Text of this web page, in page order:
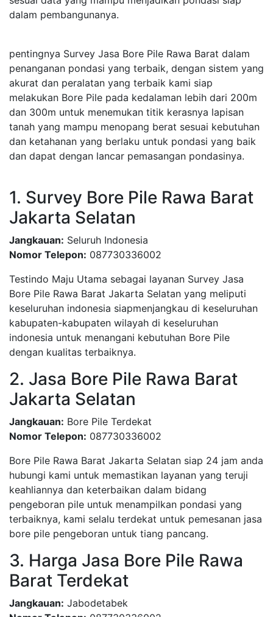
dalam pembangunanya.
pentingnya Survey Jasa Bore Pile Rawa Barat dalam
penanganan pondasi yang terbaik, dengan sistem yang
akurat dan peralatan yang terbaik kami siap
melakukan Bore Pile pada kedalaman lebih dari 200m
dan 300m untuk menemukan titik kerasnya lapisan
tanah yang mampu menopang berat sesuai kebutuhan
dan ketahanan yang berlaku untuk pondasi yang baik
dan dapat dengan lancar pemasangan pondasinya.
1. Survey Bore Pile Rawa Barat
Jakarta Selatan
Jangkauan: Seluruh Indonesia
Nomor Telepon: 087730336002
Testindo Maju Utama sebagai layanan Survey Jasa
Bore Pile Rawa Barat Jakarta Selatan yang meliputi
keseluruhan indonesia siapmenjangkau di keseluruhan
kabupaten-kabupaten wilayah di keseluruhan
indonesia untuk menangani kebutuhan Bore Pile
dengan kualitas terbaiknya.
2. Jasa Bore Pile Rawa Barat
Jakarta Selatan
Jangkauan: Bore Pile Terdekat
Nomor Telepon: 087730336002
Bore Pile Rawa Barat Jakarta Selatan siap 24 jam anda
hubungi kami untuk memastikan layanan yang teruji
keahliannya dan keterbaikan dalam bidang
pengeboran pile untuk menampilkan pondasi yang
terbaiknya, kami selalu terdekat untuk pemesanan jasa
bore pile pengeboran untuk tiang pancang.
3. Harga Jasa Bore Pile Rawa
Barat Terdekat
Jangkauan: Jabodetabek